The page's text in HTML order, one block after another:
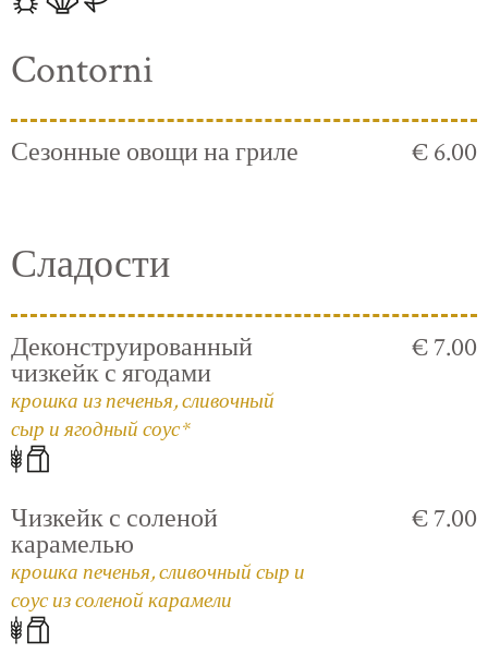
Contorni
Сезонные овощи на гриле € 6.00
Сладости
Деконструированный
чизкейк с ягодами
крошка из печенья, сливочный
сыр и ягодный соус*
€ 7.00
Чизкейк с соленой
карамелью
крошка печенья, сливочный сыр и
соус из соленой карамели
€ 7.00